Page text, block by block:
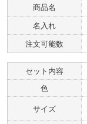
商品名
名入れ
注文可能数
セット内容
色
サイズ